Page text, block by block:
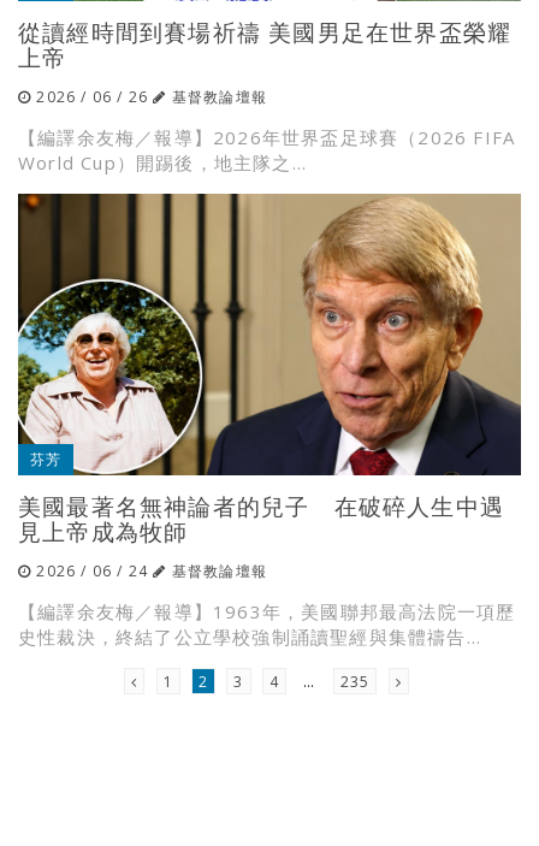
從讀經時間到賽場祈禱 美國男足在世界盃榮耀
上帝
2026 / 06 / 26 基督教論壇報
【編譯余友梅／報導】2026年世界盃足球賽（2026 FIFA
World Cup）開踢後，地主隊之...
芬芳
美國最著名無神論者的兒子 在破碎人生中遇
見上帝成為牧師
2026 / 06 / 24 基督教論壇報
【編譯余友梅／報導】1963年，美國聯邦最高法院一項歷
史性裁決，終結了公立學校強制誦讀聖經與集體禱告...
1 2 3 4 … 235